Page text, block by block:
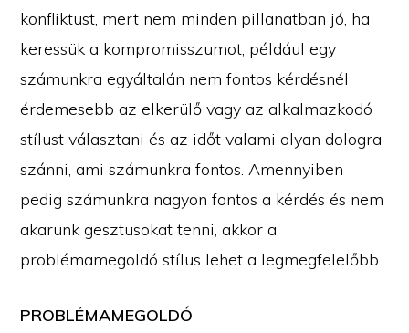
konfliktust, mert nem minden pillanatban jó, ha
keressük a kompromisszumot, például egy
számunkra egyáltalán nem fontos kérdésnél
érdemesebb az elkerülő vagy az alkalmazkodó
stílust választani és az időt valami olyan dologra
szánni, ami számunkra fontos. Amennyiben
pedig számunkra nagyon fontos a kérdés és nem
akarunk gesztusokat tenni, akkor a
problémamegoldó stílus lehet a legmegfelelőbb.
PROBLÉMAMEGOLDÓ